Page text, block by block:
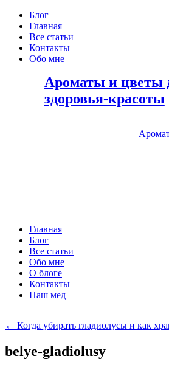
Блог
Главная
Все статьи
Контакты
Обо мне
Ароматы и цветы
здоровья-красоты
Главная
Блог
Все статьи
Обо мне
О блоге
Контакты
Наш мед
← Когда убирать гладиолусы и как
belye-gladiolusy